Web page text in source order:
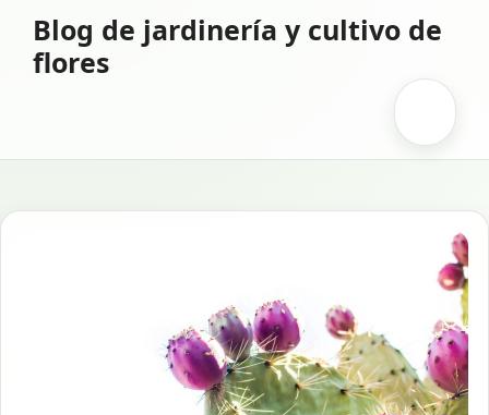
contenido
Blog de jardinería y cultivo de
flores